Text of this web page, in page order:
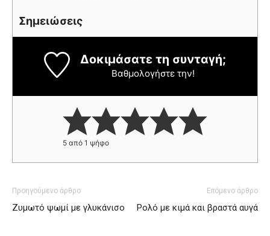
Σημειώσεις
Δοκιμάσατε τη συνταγή;
Βαθμολογήστε την!
5 από 1 ψήφο
Προηγούμενο άρθρο
Zυμωτό ψωμί με γλυκάνισο
Επόμενο άρθρο
Ρολό με κιμά και βραστά αυγά